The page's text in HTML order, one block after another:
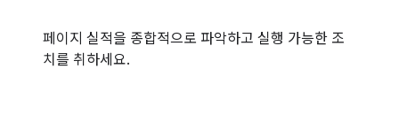
페이지 실적을 종합적으로 파악하고 실행 가능한 조
치를 취하세요.